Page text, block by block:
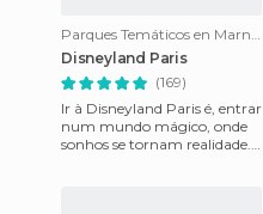
Parques Temáticos en Marne-la-Vallée
Disneyland Paris
(169)
Ir à Disneyland Paris é, entrar
num mundo mágico, onde
sonhos se tornam realidade.